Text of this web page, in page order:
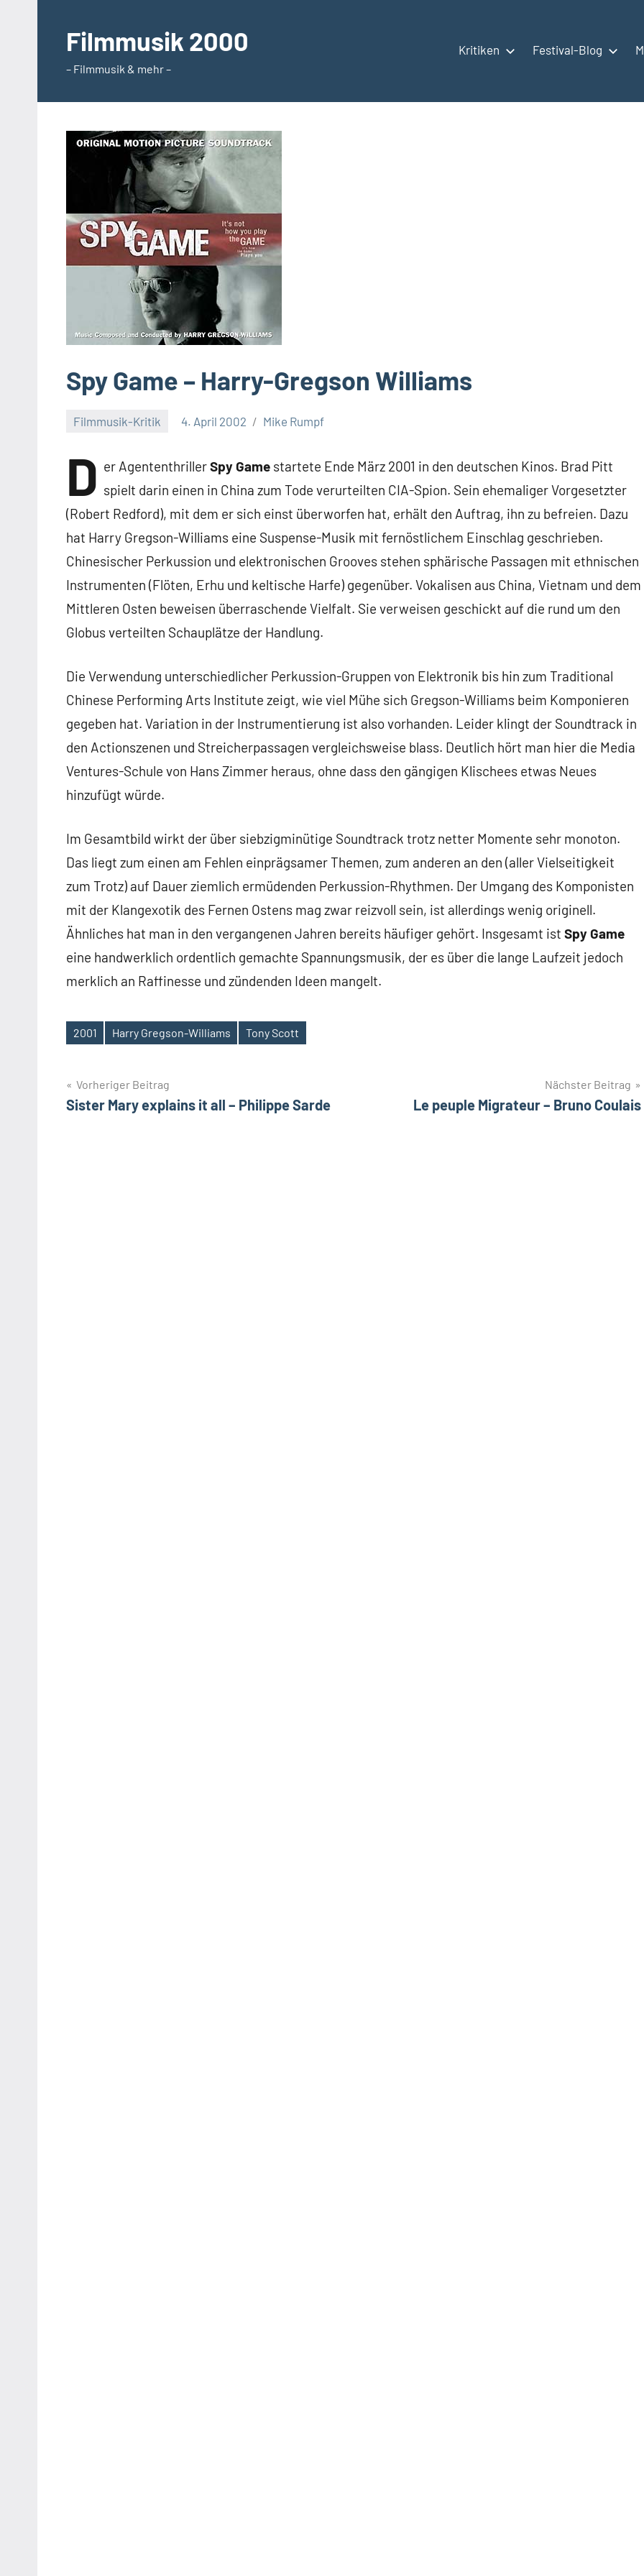
springenFilmmusik 2000
– Filmmusik & mehr –
Kritiken Festival-Blog
Spy Game – Harry-Gregson Williams
Filmmusik-Kritik 4. April 2002 Mike Rumpf
D er AgententhrillerSpy Game startete Ende März 2001 in den deutschen Kinos. Brad Pitt
spielt darin einen in China zum Tode verurteilten CIA-Spion. Sein ehemaliger Vorgesetzter
(Robert Redford), mit dem er sich einst überworfen hat, erhält den Auftrag, ihn zu befreien. Dazu
hat Harry Gregson-Williams eine Suspense-Musik mit fernöstlichem Einschlag geschrieben.
Chinesischer Perkussion und elektronischen Grooves stehen sphärische Passagen mit ethnischen
Instrumenten (Flöten, Erhu und keltische Harfe) gegenüber. Vokalisen aus China, Vietnam und dem
Mittleren Osten beweisen überraschende Vielfalt. Sie verweisen geschickt auf die rund um den
Globus verteilten Schauplätze der Handlung.
Die Verwendung unterschiedlicher Perkussion-Gruppen von Elektronik bis hin zum Traditional
Chinese Performing Arts Institute zeigt, wie viel Mühe sich Gregson-Williams beim Komponieren
gegeben hat. Variation in der Instrumentierung ist also vorhanden. Leider klingt der Soundtrack in
den Actionszenen und Streicherpassagen vergleichsweise blass. Deutlich hört man hier die Media
Ventures-Schule von Hans Zimmer heraus, ohne dass den gängigen Klischees etwas Neues
hinzufügt würde.
Im Gesamtbild wirkt der über siebzigminütige Soundtrack trotz netter Momente sehr monoton.
Das liegt zum einen am Fehlen einprägsamer Themen, zum anderen an den (aller Vielseitigkeit
zum Trotz) auf Dauer ziemlich ermüdenden Perkussion-Rhythmen. Der Umgang des Komponisten
mit der Klangexotik des Fernen Ostens mag zwar reizvoll sein, ist allerdings wenig originell.
Ähnliches hat man in den vergangenen Jahren bereits häufiger gehört. Insgesamt ist Spy Game
eine handwerklich ordentlich gemachte Spannungsmusik, der es über die lange Laufzeit jedoch
merklich an Raffinesse und zündenden Ideen mangelt.
Schlagwörter
2001 Harry Gregson-Williams Tony Scott
Beitragsnavigation
Vorheriger Beitrag
Sister Mary explains it all – Philippe Sarde
Nächster Beitrag
Le peuple Migrateur – Bruno Coulais